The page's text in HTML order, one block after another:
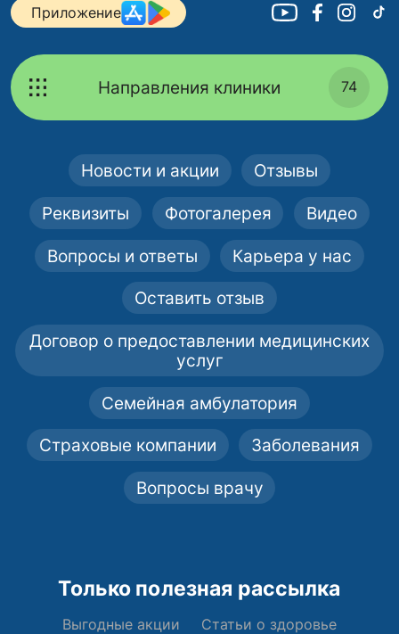
Приложение
Направления клиники 74
Новости и акции Отзывы
Реквизиты Фотогалерея Видео
Вопросы и ответы Карьера у нас
Оставить отзыв
Договор о предоставлении медицинских
услуг
Семейная амбулатория
Страховые компании Заболевания
Вопросы врачу
Только полезная рассылка
Выгодные акции
Статьи о здоровье